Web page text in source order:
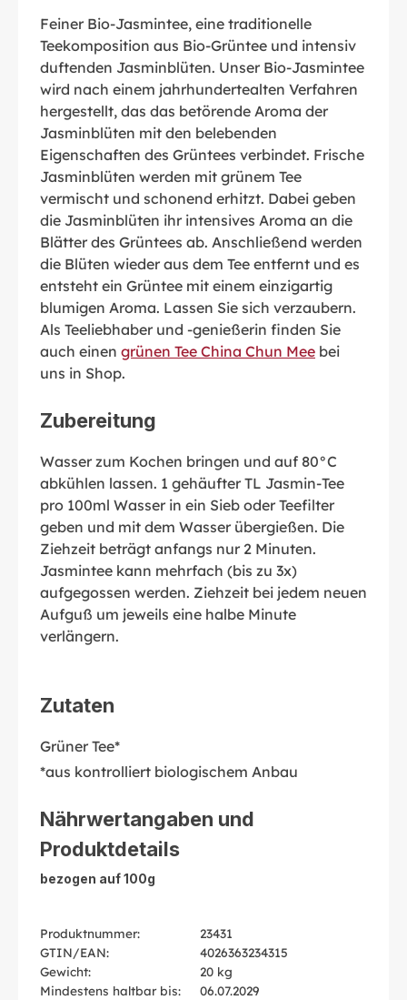
Feiner Bio-Jasmintee, eine traditionelle
Teekomposition aus Bio-Grüntee und intensiv
duftenden Jasminblüten. Unser Bio-Jasmintee
wird nach einem jahrhundertealten Verfahren
hergestellt, das das betörende Aroma der
Jasminblüten mit den belebenden
Eigenschaften des Grüntees verbindet. Frische
Jasminblüten werden mit grünem Tee
vermischt und schonend erhitzt. Dabei geben
die Jasminblüten ihr intensives Aroma an die
Blätter des Grüntees ab. Anschließend werden
die Blüten wieder aus dem Tee entfernt und es
entsteht ein Grüntee mit einem einzigartig
blumigen Aroma. Lassen Sie sich verzaubern.
Als Teeliebhaber und -genießerin finden Sie
auch einen grünen Tee China Chun Mee bei
uns in Shop.
Zubereitung
Wasser zum Kochen bringen und auf 80°C
abkühlen lassen. 1 gehäufter TL Jasmin-Tee
pro 100ml Wasser in ein Sieb oder Teefilter
geben und mit dem Wasser übergießen. Die
Ziehzeit beträgt anfangs nur 2 Minuten.
Jasmintee kann mehrfach (bis zu 3x)
aufgegossen werden. Ziehzeit bei jedem neuen
Aufguß um jeweils eine halbe Minute
verlängern.
Zutaten
Grüner Tee*
*aus kontrolliert biologischem Anbau
Nährwertangaben und
Produktdetails
bezogen auf 100g
Produktnummer:
23431
GTIN/EAN:
4026363234315
Gewicht:
20 kg
Mindestens haltbar bis:
06.07.2029